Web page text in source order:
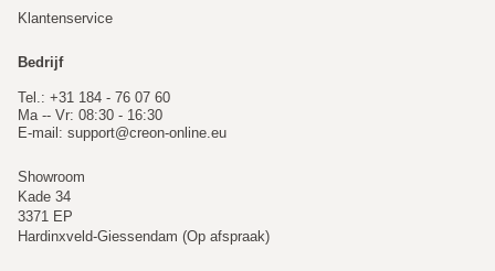
Klantenservice
Bedrijf
Tel.: +31 184 - 76 07 60
Ma -- Vr: 08:30 - 16:30
E-mail: support@creon-online.eu
Showroom
Kade 34
3371 EP
Hardinxveld-Giessendam (Op afspraak)